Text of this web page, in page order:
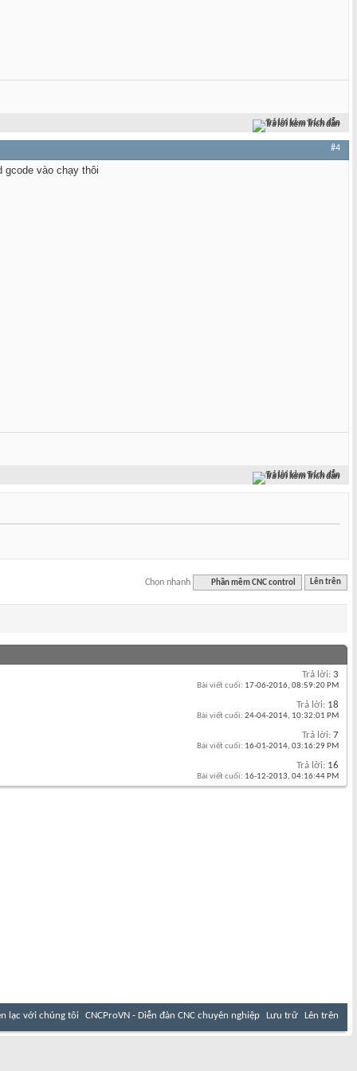
Trả lời kèm Trích dẫn
#4
gcode vào chạy thôi
Trả lời kèm Trích dẫn
Chọn nhanh Phần mềm CNC control Lên trên
Trả lời: 3
Bài viết cuối: 17-06-2016, 08:59:20 PM
Trả lời: 18
Bài viết cuối: 24-04-2014, 10:32:01 PM
Trả lời: 7
Bài viết cuối: 16-01-2014, 03:16:29 PM
Trả lời: 16
Bài viết cuối: 16-12-2013, 04:16:44 PM
lạc với chúng tôi CNCProVN - Diễn đàn CNC chuyên nghiệp Lưu trữ Lên trên